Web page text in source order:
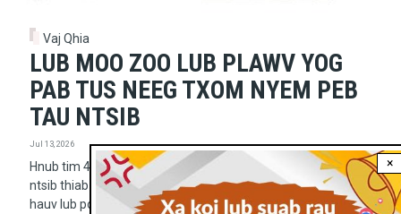
Vaj Qhia
LUB MOO ZOO LUB PLAWV YOG
PAB TUS NEEG TXOM NYEM PEB
TAU NTSIB
Jul 13, 2026
Hnub tim 4 lub 7 hli tas los no Vaj Qhia Les Os 14 tawm mus
ntsib thiab coj lub Txoos Txi Ntuj rau cov neeg thoj nam nyob
hauv lub pov txwv Las Pes Dus Xas (Lampedusa) hauv plawv
×